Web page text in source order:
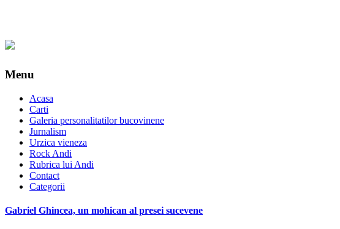
Menu
Acasa
Carti
Galeria personalitatilor bucovinene
Jurnalism
Urzica vieneza
Rock Andi
Rubrica lui Andi
Contact
Categorii
Gabriel Ghincea, un mohican al presei sucevene